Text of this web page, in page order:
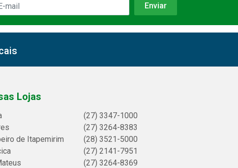
Lojas
(27) 3347-1000
(27) 3264-8383
de Itapemirim
(28) 3521-5000
(27) 2141-7951
(27) 3264-8369